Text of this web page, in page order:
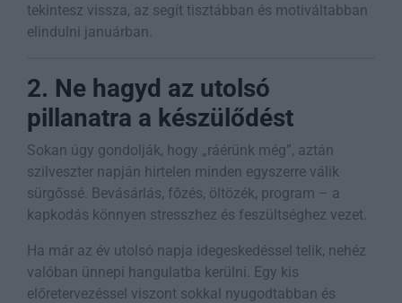
tekintesz vissza, az segít tisztábban és motiváltabban
elindulni januárban.
2. Ne hagyd az utolsó
pillanatra a készülődést
Sokan úgy gondolják, hogy „ráérünk még”, aztán
szilveszter napján hirtelen minden egyszerre válik
sürgőssé. Bevásárlás, főzés, öltözék, program – a
kapkodás könnyen stresszhez és feszültséghez vezet.
Ha már az év utolsó napja idegeskedéssel telik, nehéz
valóban ünnepi hangulatba kerülni. Egy kis
előretervezéssel viszont sokkal nyugodtabban és